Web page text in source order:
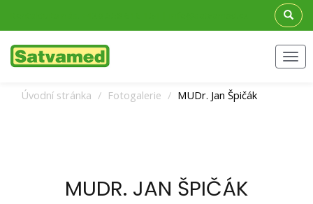
Úvodní stránka Fotogalerie MUDr. Jan Špičák
MUDR. JAN ŠPIČÁK